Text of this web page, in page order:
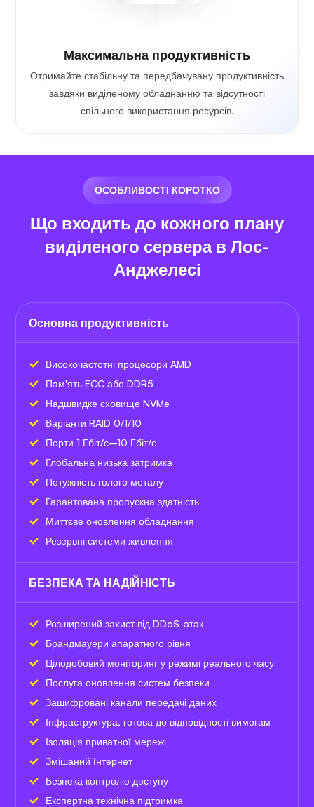
Максимальна продуктивність
Отримайте стабільну та передбачувану продуктивність
завдяки виділеному обладнанню та відсутності
спільного використання ресурсів.
ОСОБЛИВОСТІ КОРОТКО
Що входить до кожного плану
виділеного сервера в Лос-
Анджелесі
Основна продуктивність
Високочастотні процесори AMD
Пам'ять ECC або DDR5
Надшвидке сховище NVMe
Варіанти RAID 0/1/10
Порти 1 Гбіт/с–10 Гбіт/с
Глобальна низька затримка
Потужність голого металу
Гарантована пропускна здатність
Миттєве оновлення обладнання
Резервні системи живлення
БЕЗПЕКА ТА НАДІЙНІСТЬ
Розширений захист від DDoS-атак
Брандмауери апаратного рівня
Цілодобовий моніторинг у режимі реального часу
Послуга оновлення систем безпеки
Зашифровані канали передачі даних
Інфраструктура, готова до відповідності вимогам
Ізоляція приватної мережі
Змішаний Інтернет
Безпека контролю доступу
Експертна технічна підтримка